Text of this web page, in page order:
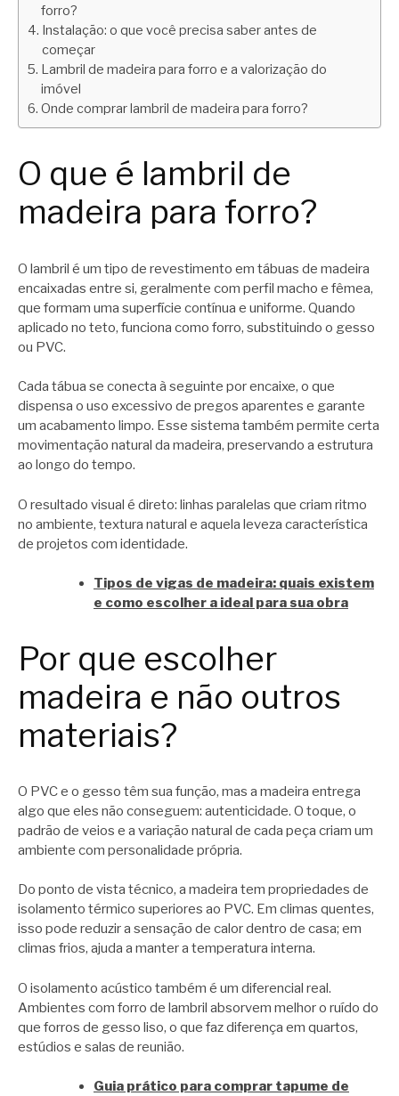
forro?
Instalação: o que você precisa saber antes de
começar
Lambril de madeira para forro e a valorização do
imóvel
Onde comprar lambril de madeira para forro?
O que é lambril de
madeira para forro?
O lambril é um tipo de revestimento em tábuas de madeira
encaixadas entre si, geralmente com perfil macho e fêmea,
que formam uma superfície contínua e uniforme. Quando
aplicado no teto, funciona como forro, substituindo o gesso
ou PVC.
Cada tábua se conecta à seguinte por encaixe, o que
dispensa o uso excessivo de pregos aparentes e garante
um acabamento limpo. Esse sistema também permite certa
movimentação natural da madeira, preservando a estrutura
ao longo do tempo.
O resultado visual é direto: linhas paralelas que criam ritmo
no ambiente, textura natural e aquela leveza característica
de projetos com identidade.
Tipos de vigas de madeira: quais existem
e como escolher a ideal para sua obra
Por que escolher
madeira e não outros
materiais?
O PVC e o gesso têm sua função, mas a madeira entrega
algo que eles não conseguem: autenticidade. O toque, o
padrão de veios e a variação natural de cada peça criam um
ambiente com personalidade própria.
Do ponto de vista técnico, a madeira tem propriedades de
isolamento térmico superiores ao PVC. Em climas quentes,
isso pode reduzir a sensação de calor dentro de casa; em
climas frios, ajuda a manter a temperatura interna.
O isolamento acústico também é um diferencial real.
Ambientes com forro de lambril absorvem melhor o ruído do
que forros de gesso liso, o que faz diferença em quartos,
estúdios e salas de reunião.
Guia prático para comprar tapume de